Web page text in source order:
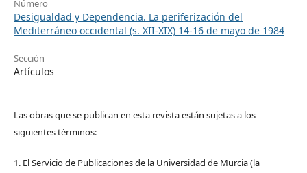
Número
Desigualdad y Dependencia. La periferización del
Mediterráneo occidental (s. XII-XIX) 14-16 de mayo de 1984
Sección
Artículos
Las obras que se publican en esta revista están sujetas a los
siguientes términos:
1. El Servicio de Publicaciones de la Universidad de Murcia (la